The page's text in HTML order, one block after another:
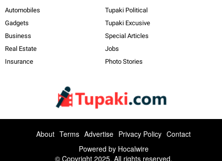
Automobiles
Gadgets
Business
Real Estate
Insurance
Tupaki Political
Tupaki Excusive
Special Articles
Jobs
Photo Stories
About Terms Advertise Privacy Policy Contact
Powered by Hocalwire
© Copyright 2025. All rights reserved.